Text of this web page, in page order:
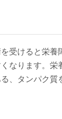
受けると栄養
なります。栄
、タンパク質